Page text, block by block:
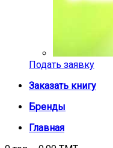
Подать заявку
Заказать книгу
Бренды
Главная